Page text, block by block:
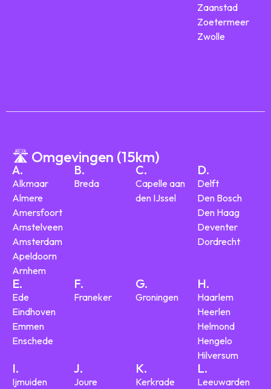
Zaanstad
Zoetermeer
Zwolle
🛣️ Omgevingen (15km)
A.
Alkmaar
Almere
Amersfoort
Amstelveen
Amsterdam
Apeldoorn
Arnhem
B.
Breda
C.
Capelle aan
den IJssel
D.
Delft
Den Bosch
Den Haag
Deventer
Dordrecht
E.
Ede
Eindhoven
Emmen
Enschede
F.
Franeker
G.
Groningen
H.
Haarlem
Heerlen
Helmond
Hengelo
Hilversum
I.
Ijmuiden
J.
Joure
K.
Kerkrade
L.
Leeuwarden